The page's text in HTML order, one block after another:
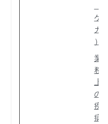
ケ
ガ
）
業
務
上
の
疾
病